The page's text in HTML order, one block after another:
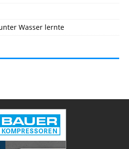
Wasser lernte